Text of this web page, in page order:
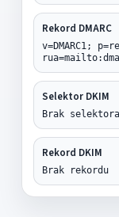
Rekord DMARC
v=DMARC1;
Selektor DKIM
Brak selektora
Rekord DKIM
Brak rekordu